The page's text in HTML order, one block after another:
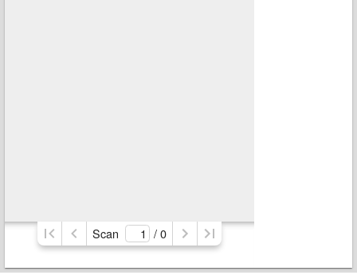
Scan / 0